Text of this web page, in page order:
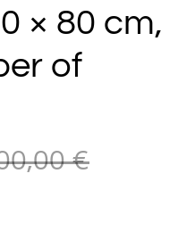
× 80 cm,
of
€